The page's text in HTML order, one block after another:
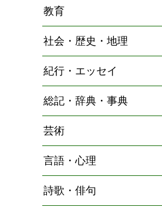
教育
社会・歴史・地理
紀行・エッセイ
総記・辞典・事典
芸術
言語・心理
詩歌・俳句